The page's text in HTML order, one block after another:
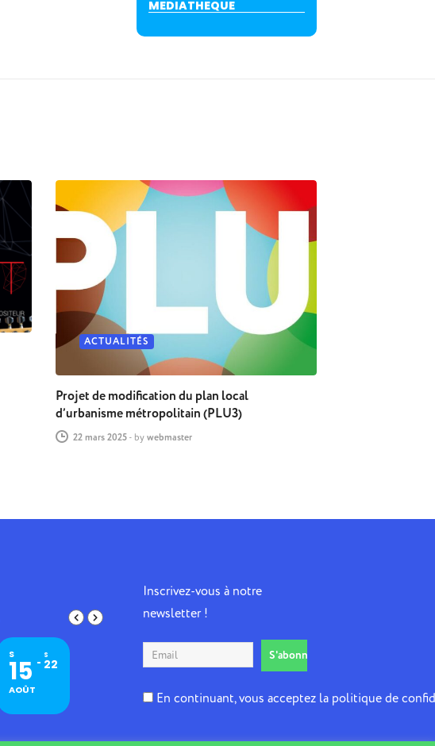
MEDIATHEQUE
ACTUALITÉS
Projet de modification du plan local
d’urbanisme métropolitain (PLU3)
22 mars 2025 - bywebmaster
S
15
AOÛT
S
22
Inscrivez-vous à notre
newsletter !
En continuant, vous acceptez la politique de